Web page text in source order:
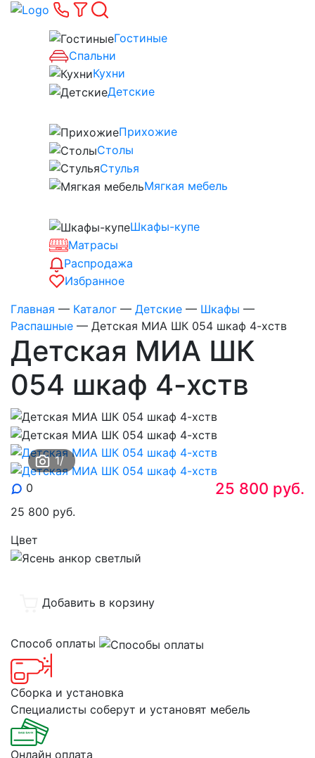
Гостиные
Спальни
Кухни
Детские
Прихожие
Столы
Стулья
Мягкая мебель
Шкафы-купе
Матрасы
Распродажа
Избранное
Главная — Каталог — Детские — Шкафы —
Распашные — Детская МИА ШК 054 шкаф 4-хств
Детская МИА ШК
054 шкаф 4-хств
1/
0
25 800 руб.
25 800 руб.
Цвет
Добавить в корзину
Способ оплаты
Сборка и установка
Специалисты соберут и установят мебель
Онлайн оплата